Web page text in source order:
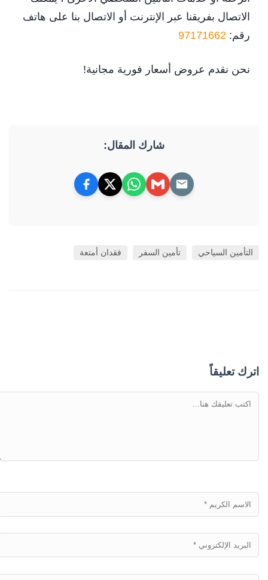
الاتصال بفريقنا عبر الإنترنت أو الاتصال بنا على هاتف
رقم: 97171662
نحن نقدم عروض أسعار فورية مجانية!
شارك المقال:
التأمين السياحي تأمين السفر فقدان أمتعة
اترك تعليقاً